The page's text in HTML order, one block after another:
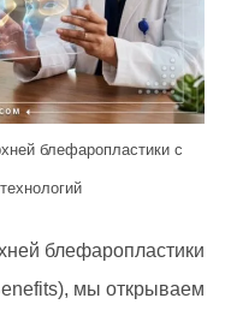
блефаропластики с
блефаропластики
мы открываем